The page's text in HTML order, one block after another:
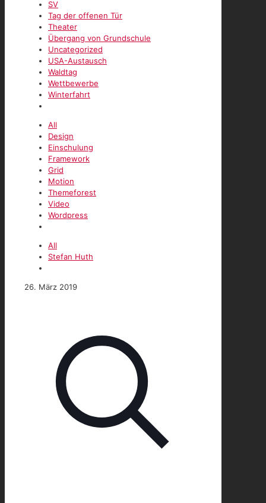
SV
Tag der offenen Tür
Theater
Übergang von Grundschule
Uncategorized
USA-Austausch
Waldtag
Wettbewerbe
Winterfahrt
All
Design
Einschulung
Framework
Grid
Motion
Themeforest
Video
Wordpress
All
Stefan Huth
26. März 2019